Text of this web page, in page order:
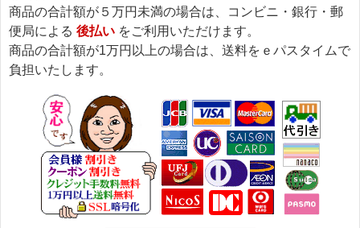
商品の合計額が５万円未満の場合は、コンビニ・銀行・郵
便局による 後払い をご利用いただけます。
商品の合計額が1万円以上の場合は、送料をｅパスタイムで
負担いたします。